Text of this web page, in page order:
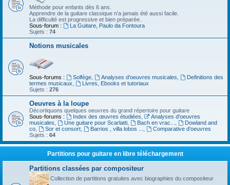
Méthode pour enfants dès 6 ans.
Apprendre de la guitare classique n'a jamais été aussi facile.
La difficulté est progressive et bien préparée.
Sous-forum :
La Guitare, Paulo da Fontoura
Sujets : 74
Notions musicales
Sous-forums : Solfège, Analyses d'oeuvres musicales
Definitions des
termes musicaux
Livres, Ebooks et tutoriaux
Sujets : 276
Oeuvres à la loupe
Décortiquons quelques oeuvres du grand répertoire pour guitare
Sous-forums :
Index des œuvres étudiées
Analyses d'oeuvres
musicales
Une guitare pour Scarlatti, Bach en vrac...
Dowland and
co
Sor et consort, Barrios , villa lobos ...
Comparative d'oeuvres
Sujets : 64
Partitions pour guitare en libre téléchargement
Partitions classées par compositeur
Collection de partitions gratuites avec biographies du compositeur